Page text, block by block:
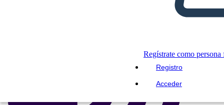
Regístrate como persona
Registro
Acceder